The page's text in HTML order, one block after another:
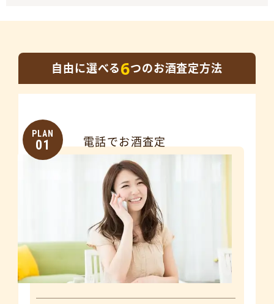
自由に選べる6つのお酒査定方法
PLAN
01 電話でお酒査定